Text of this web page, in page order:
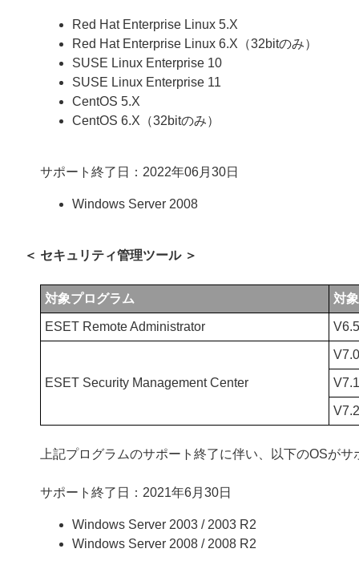
Red Hat Enterprise Linux 5.X
Red Hat Enterprise Linux 6.X（32bitのみ）
SUSE Linux Enterprise 10
SUSE Linux Enterprise 11
CentOS 5.X
CentOS 6.X（32bitのみ）
サポート終了日：2022年06月30日
Windows Server 2008
＜ セキュリティ管理ツール ＞
対象プログラム 対
ESET Remote Administrator V6.5
ESET Security Management Center
V7.0
V7.1
V7.2
上記プログラムのサポート終了に伴い、以下のOSが
サポート終了日：2021年6月30日
Windows Server 2003 / 2003 R2
Windows Server 2008 / 2008 R2